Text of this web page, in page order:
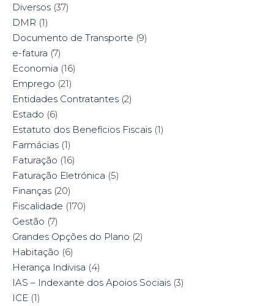
Diversos (37)
DMR (1)
Documento de Transporte (9)
e-fatura (7)
Economia (16)
Emprego (21)
Entidades Contratantes (2)
Estado (6)
Estatuto dos Benefícios Fiscais (1)
Farmácias (1)
Faturação (16)
Faturação Eletrónica (5)
Finanças (20)
Fiscalidade (170)
Gestão (7)
Grandes Opções do Plano (2)
Habitação (6)
Herança Indivisa (4)
IAS – Indexante dos Apoios Sociais (3)
ICE (1)